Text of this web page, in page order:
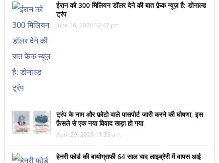
ईरान को 300 मिलियन डॉलर देने की बात फ़ेक न्यूज़ है: डोनाल्ड
ट्रंप
June 16, 2026 12:47 pm
ट्रंप के नाम और फ़ोटो वाले पासपोर्ट जारी करने की घोषणा, इस
फ़ैसले से एक नया विवाद खड़ा हो गया
April 29, 2026 11:33 am
हेनरी फोर्ड की बायोग्राफी 64 साल बाद लाइब्रेरी में वापस आई